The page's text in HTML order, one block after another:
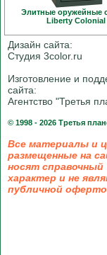
Элитные оружейные
Liberty Colonial
Дизайн сайта:
Студия 3color.ru
Изготовление и
сайта:
Агентство "Третья
© 1998 - 2026 Третья
Все материалы и
размещенные на
носят справочный
характер и не
публичной